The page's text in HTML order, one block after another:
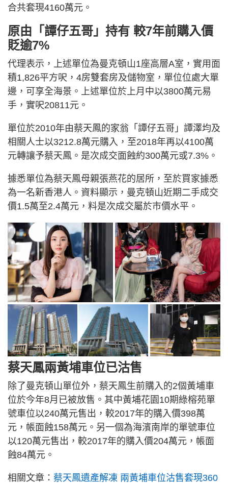
合共套現4160萬元。
原由「譚仔五哥」持有 較7年前購入價
貶逾7%
代理表示，上述單位為曼克頓山1座高層A室，實用面
積1,826平方呎，4房雙套房及儲物室，單位位處大單
邊，可享全海景。上述單位於上月中以3800萬元易
手，實呎20811元。
單位於2010年由蔡天鳳的家翁「譚仔五哥」譚澤均及
相關人士以3212.8萬元購入，至2018年再以4100萬
元轉讓予蔡天鳳。是次成交面蝕約300萬元或7.3%。
據悉單位為蔡天鳳母親張燕花的居所，至於買家據悉
為一名新香港人。資料顯示，曼克頓山近期二手成交
價1.5萬至2.4萬元，料是次成交屬於市價水平。
蔡天鳳兩黃埔車位已沽售
除了曼克頓山單位外，蔡天鳳生前購入的2個黃埔車
位於今年8月已被放售。其中黃埔花園10期綠榕苑單
號車位以240萬元售出，較2017年的購入價398萬
元，帳面蝕158萬元。另一個為海濱南岸的單號車位
以120萬元售出，較2017年的購入價204萬元，帳面
蝕84萬元。
相關文章： 蔡天鳳遺產解凍 兩黃埔車位沽售套現360